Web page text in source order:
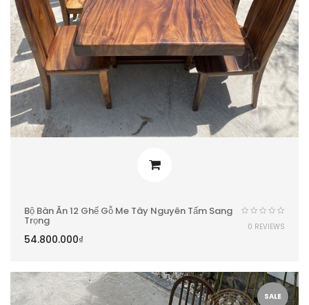
Bộ Bàn Ăn 12 Ghế Gỗ Me Tây Nguyên Tấm Sang
Trọng
54.800.000₫
0 REVIEWS
SALE